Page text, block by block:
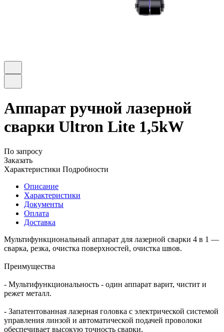
Аппарат ручной лазерной
сварки Ultron Lite 1,5kW
По запросу
Заказать
Характеристики Подробности
Описание
Характеристики
Документы
Оплата
Доставка
Мультифункциональный аппарат для лазерной сварки 4 в 1 —
сварка, резка, очистка поверхностей, очистка швов.
Преимущества
- Мультифункциональность - один аппарат варит, чистит и
режет металл.
- Запатентованная лазерная головка с электрической системой
управления линзой и автоматической подачей проволоки
обеспечивает высокую точность сварки.